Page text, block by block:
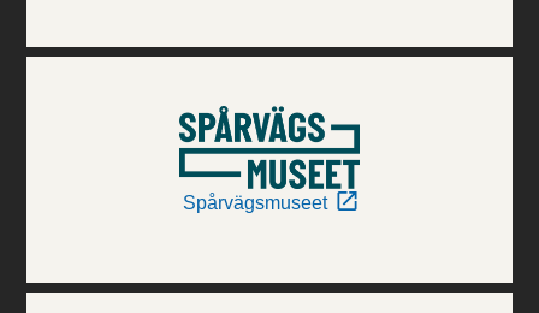
Spårvägsmuseet